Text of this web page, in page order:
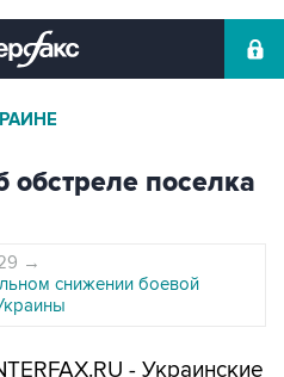
поселка
→
снижении боевой
- Украинские